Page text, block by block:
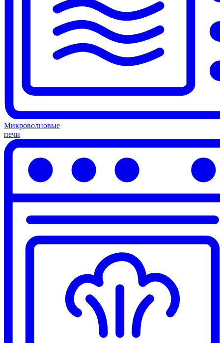
Микроволновые
печи